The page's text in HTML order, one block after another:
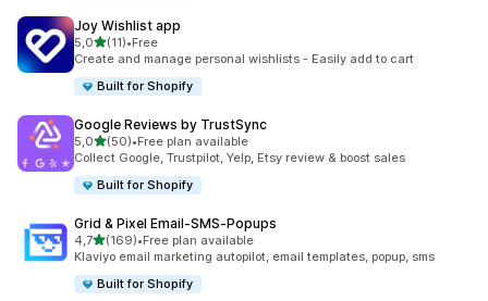
Joy Wishlist app
5,0stelle su 5
(11)
11 recensioni totali
•Free
Create and manage personal wishlists - Easily add to cart
Built for Shopify
Google Reviews by TrustSync
5,0stelle su 5
(50)
50 recensioni totali
•Free plan available
Collect Google, Trustpilot, Yelp, Etsy review & boost sales
Built for Shopify
Grid & Pixel Email‑SMS‑Popups
4,7stelle su 5
(169)
169 recensioni totali
•Free plan available
Klaviyo email marketing autopilot, email templates, popup, sms
Built for Shopify